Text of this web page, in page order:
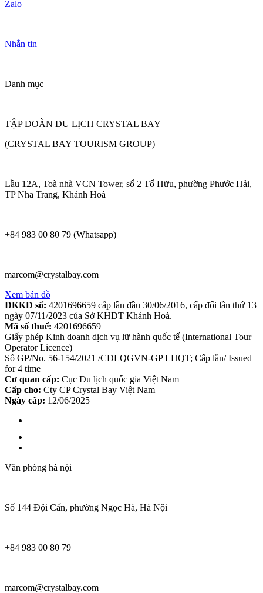
Zalo
Nhắn tin
Danh mục
TẬP ĐOÀN DU LỊCH CRYSTAL BAY
(CRYSTAL BAY TOURISM GROUP)
Lầu 12A, Toà nhà VCN Tower, số 2 Tố Hữu, phường Phước Hải,
TP Nha Trang, Khánh Hoà
+84 983 00 80 79 (Whatsapp)
marcom@crystalbay.com
Xem bản đồ
ĐKKD số: 4201696659 cấp lần đầu 30/06/2016, cấp đổi lần thứ 13
ngày 07/11/2023 của Sở KHDT Khánh Hoà.
Mã số thuế: 4201696659
Giấy phép Kinh doanh dịch vụ lữ hành quốc tế (International Tour
Operator Licence)
Số GP/No. 56-154/2021 /CDLQGVN-GP LHQT; Cấp lần/ Issued
for 4 time
Cơ quan cấp: Cục Du lịch quốc gia Việt Nam
Cấp cho: Cty CP Crystal Bay Việt Nam
Ngày cấp: 12/06/2025
Văn phòng hà nội
Số 144 Đội Cấn, phường Ngọc Hà, Hà Nội
+84 983 00 80 79
marcom@crystalbay.com